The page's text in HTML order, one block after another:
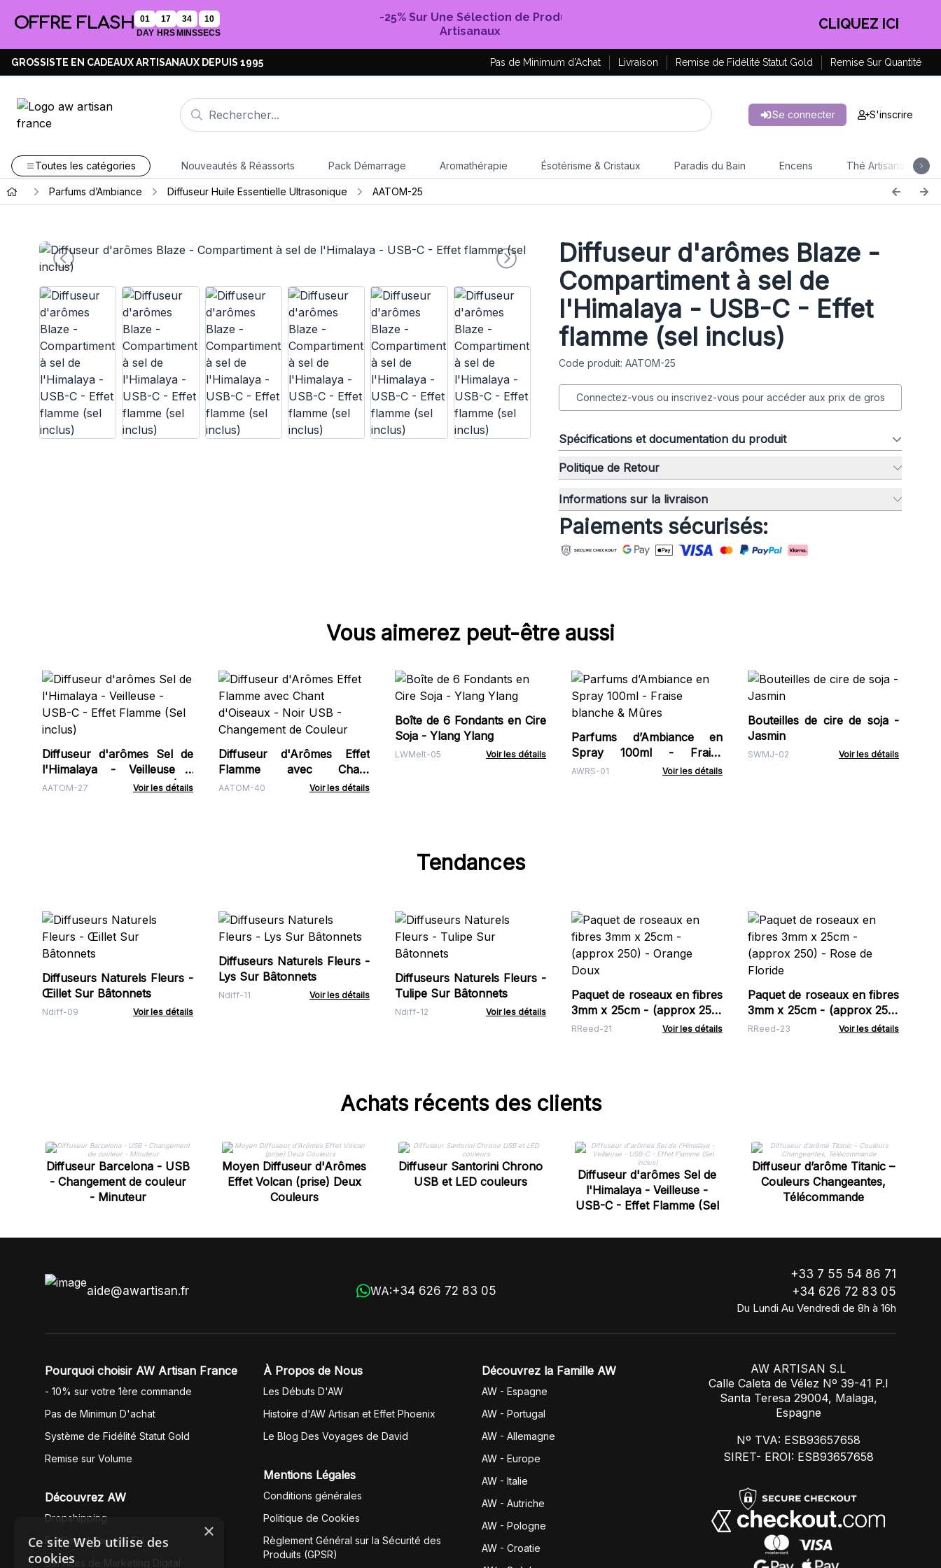
OFFRE FLASH
01
DAY
17
HRS
34
MINS
09
SECS
-25% Sur Une Sélection de Produits
Artisanaux
EN PROFITER !
GROSSISTE EN CADEAUX ARTISANAUX DEPUIS 1995 Pas de Minimum d'Achat Livraison Remise de Fidélité Statut Gold Remise Sur Quantité
Se connecter S'inscrire
Toutes les catégories Nouveautés & Réassorts Pack Démarrage Aromathérapie Ésotérisme & Cristaux Paradis du Bain Encens Thé Artisanal
Parfums d’Ambiance Diffuseur Huile Essentielle Ultrasonique AATOM-25
Diffuseur d'arômes Blaze -
Compartiment à sel de
l'Himalaya - USB-C - Effet
flamme (sel inclus)
Code produit: AATOM-25
Connectez-vous ou inscrivez-vous pour accéder aux prix de gros
Spécifications et documentation du produit
Politique de Retour
Informations sur la livraison
Paiements sécurisés:
Vous aimerez peut-être aussi
Diffuseur d'arômes Sel de
l'Himalaya - Veilleuse -
USB-C - Effet Flamme (Sel
AATOM-27 Voir les détails
Diffuseur d'Arômes Effet
Flamme avec Chant
d'Oiseaux - Noir USB -
AATOM-40 Voir les détails
Boîte de 6 Fondants en Cire
Soja - Ylang Ylang
LWMelt-05 Voir les détails
Parfums d’Ambiance en
Spray 100ml - Fraise
blanche & Mûres
AWRS-01 Voir les détails
Bouteilles de cire de soja -
Jasmin
SWMJ-02 Voir les détails
Tendances
Diffuseurs Naturels Fleurs -
Œillet Sur Bâtonnets
Ndiff-09 Voir les détails
Diffuseurs Naturels Fleurs -
Lys Sur Bâtonnets
Ndiff-11 Voir les détails
Diffuseurs Naturels Fleurs -
Tulipe Sur Bâtonnets
Ndiff-12 Voir les détails
Paquet de roseaux en fibres
3mm x 25cm - (approx 250)
- Orange Doux
RReed-21 Voir les détails
Paquet de roseaux en fibres
3mm x 25cm - (approx 250)
- Rose de Floride
RReed-23 Voir les détails
Achats récents des clients
Diffuseur Barcelona - USB
- Changement de couleur
- Minuteur
Moyen Diffuseur d'Arômes
Effet Volcan (prise) Deux
Couleurs
Diffuseur Santorini Chrono
USB et LED couleurs
Diffuseur d'arômes Sel de
l'Himalaya - Veilleuse -
USB-C - Effet Flamme (Sel
Diffuseur d’arôme Titanic –
Couleurs Changeantes,
Télécommande
aide@awartisan.fr WA:+34 626 72 83 05
+33 7 55 54 86 71
+34 626 72 83 05
Du Lundi Au Vendredi de 8h à 16h
Pourquoi choisir AW Artisan France
- 10% sur votre 1ère commande
Pas de Minimun D'achat
Système de Fidélité Statut Gold
Remise sur Volume
Découvrez AW
Dropshipping
Fullfilment Service EU
Services de Marketing Digital
À Propos de Nous
Les Débuts D'AW
Histoire d'AW Artisan et Effet Phoenix
Le Blog Des Voyages de David
Mentions Légales
Conditions générales
Politique de Cookies
Règlement Général sur la Sécurité des
Produits (GPSR)
Découvrez la Famille AW
AW - Espagne
AW - Portugal
AW - Allemagne
AW - Europe
AW - Italie
AW - Autriche
AW - Pologne
AW - Croatie
AW ARTISAN S.L
Calle Caleta de Vélez Nº 39-41 P.I
Santa Teresa 29004, Malaga,
Espagne
Nº TVA: ESB93657658
SIRET- EROI: ESB93657658
×
Ce site Web utilise des
cookies